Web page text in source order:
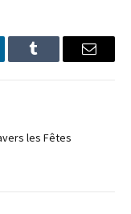
Tumblr Email
les Fêtes